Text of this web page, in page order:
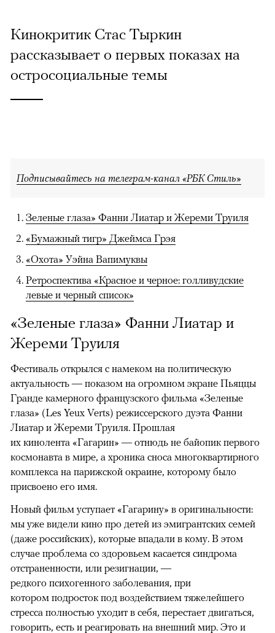
Кинокритик Стас Тыркин
рассказывает о первых показах на
остросоциальные темы
Подписывайтесь на телеграм-канал «РБК Стиль»
Зеленые глаза» Фанни Лиатар и Жереми Труиля
«Бумажный тигр» Джеймса Грэя
«Охота» Уэйна Вапимуквы
Ретроспектива «Красное и черное: голливудские
левые и черный список»
«Зеленые глаза» Фанни Лиатар и
Жереми Труиля
Фестиваль открылся с намеком на политическую
актуальность — показом на огромном экране Пьяццы
Гранде камерного французского фильма «Зеленые
глаза» (Les Yeux Verts) режиссерского дуэта Фанни
Лиатар и Жереми Труиля. Прошлая
их кинолента «Гагарин» — отнюдь не байопик первого
космонавта в мире, а хроника сноса многоквартирного
комплекса на парижской окраине, которому было
присвоено его имя.
Новый фильм уступает «Гагарину» в оригинальности:
мы уже видели кино про детей из эмигрантских семей
(даже российских), которые впадали в кому. В этом
случае проблема со здоровьем касается синдрома
отстраненности, или резигнации, —
редкого психогенного заболевания, при
котором подросток под воздействием тяжелейшего
стресса полностью уходит в себя, перестает двигаться,
говорить, есть и реагировать на внешний мир. Это и